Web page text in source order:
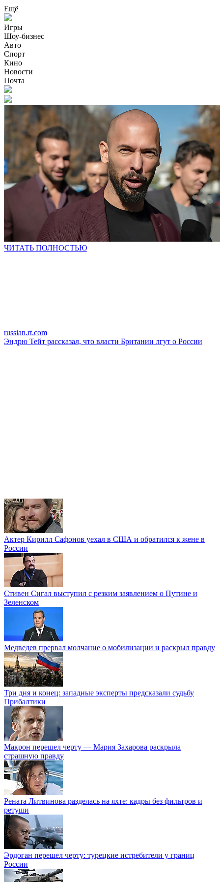
Ещё
Игры
Шоу-бизнес
Авто
Спорт
Кино
Новости
Почта
ЧИТАТЬ ПОЛНОСТЬЮ
russian.rt.com
Эндрю Тейт рассказал, что власти Британии лгут о России
Актер Кирилл Сафонов уехал в США и обратился к жене в
России
Стивен Сигал выступил с резким заявлением о Путине и
Зеленском
Медведев прервал молчание о мобилизации и раскрыл правду
Три дня и конец: западные эксперты предсказали судьбу
Прибалтики
Макрон перешел черту — Мария Захарова раскрыла
страшную правду
Рената Литвинова разделась на яхте: кадры без фильтров и
ретуши
Эрдоган перешел черту: турецкие истребители у границ
России